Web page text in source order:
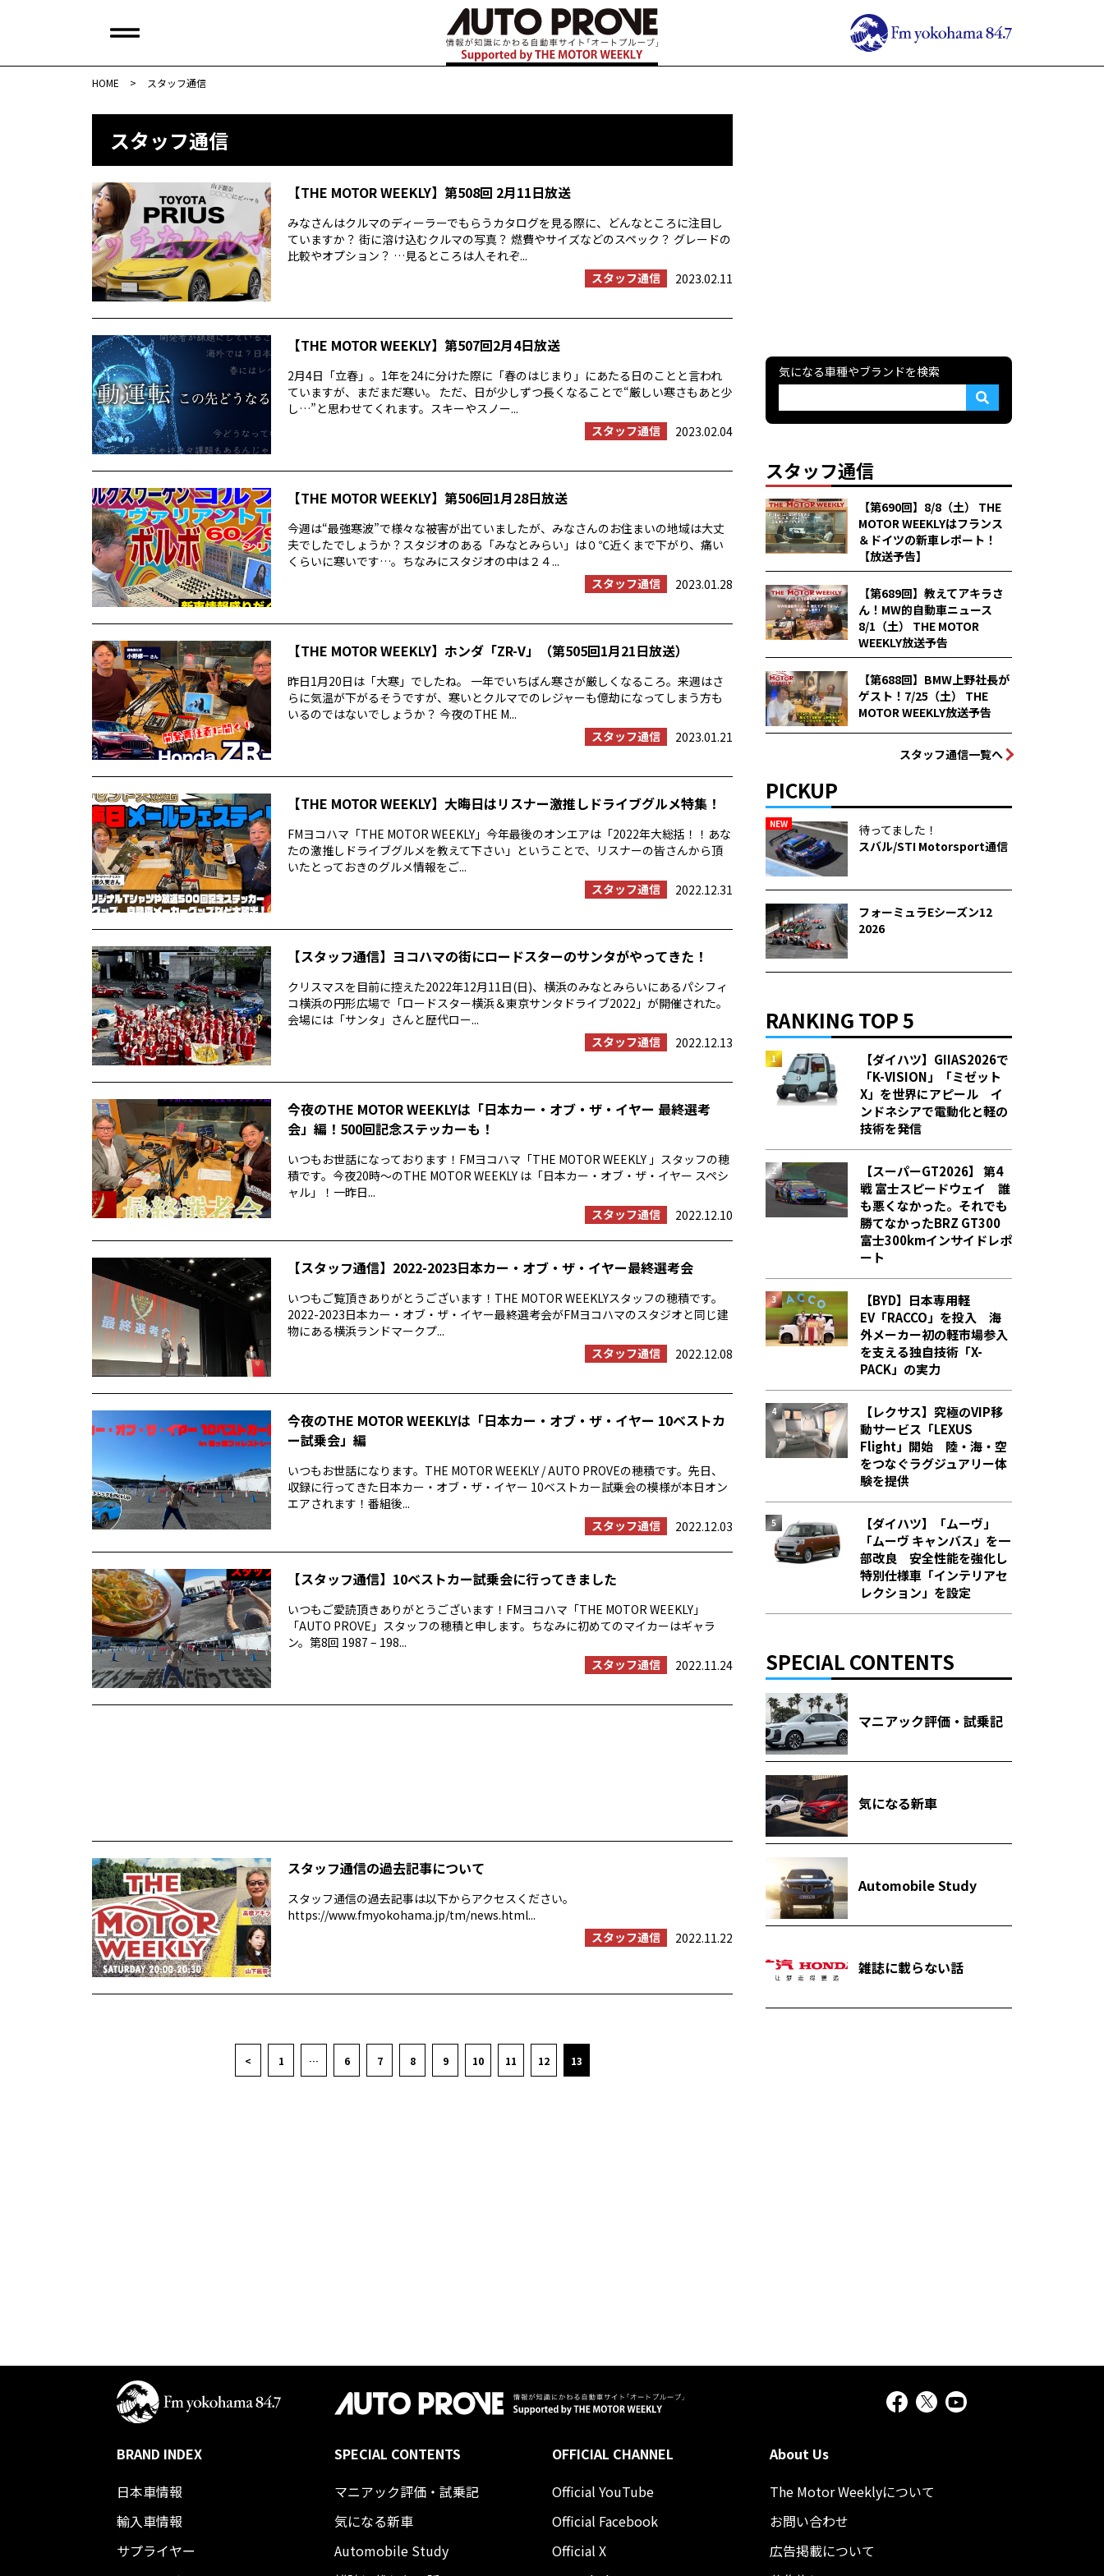
HOME > スタッフ通信
スタッフ通信
【THE MOTOR WEEKLY】第508回 2月11日放送
みなさんはクルマのディーラーでもらうカタログを見る際に、どんなところに注目し
ていますか？ 街に溶け込むクルマの写真？ 燃費やサイズなどのスペック？ グレードの
比較やオプション？ …見るところは人それぞ...
スタッフ通信
2023.02.11
【THE MOTOR WEEKLY】第507回2月4日放送
2月4日「立春」。1年を24に分けた際に「春のはじまり」にあたる日のことと言われ
ていますが、まだまだ寒い。 ただ、日が少しずつ長くなることで“厳しい寒さもあと少
し…”と思わせてくれます。スキーやスノー...
スタッフ通信
2023.02.04
【THE MOTOR WEEKLY】第506回1月28日放送
今週は“最強寒波”で様々な被害が出ていましたが、みなさんのお住まいの地域は大丈
夫でしたでしょうか？スタジオのある「みなとみらい」は０℃近くまで下がり、痛い
くらいに寒いです…。ちなみにスタジオの中は２４...
スタッフ通信
2023.01.28
【THE MOTOR WEEKLY】ホンダ「ZR-V」（第505回1月21日放送）
昨日1月20日は「大寒」でしたね。 一年でいちばん寒さが厳しくなるころ。来週はさ
らに気温が下がるそうですが、寒いとクルマでのレジャーも億劫になってしまう方も
いるのではないでしょうか？ 今夜のTHE M...
スタッフ通信
2023.01.21
【THE MOTOR WEEKLY】大晦日はリスナー激推しドライブグルメ特集！
FMヨコハマ「THE MOTOR WEEKLY」今年最後のオンエアは「2022年大総括！！あな
たの激推しドライブグルメを教えて下さい」ということで、リスナーの皆さんから頂
いたとっておきのグルメ情報をご...
スタッフ通信
2022.12.31
【スタッフ通信】ヨコハマの街にロードスターのサンタがやってきた！
クリスマスを目前に控えた2022年12月11日(日)、横浜のみなとみらいにあるパシフィ
コ横浜の円形広場で「ロードスター横浜＆東京サンタドライブ2022」が開催された。
会場には「サンタ」さんと歴代ロー...
スタッフ通信
2022.12.13
今夜のTHE MOTOR WEEKLYは「日本カー・オブ・ザ・イヤー 最終選考
会」編！500回記念ステッカーも！
いつもお世話になっております！FMヨコハマ「THE MOTOR WEEKLY 」スタッフの穂
積です。今夜20時〜のTHE MOTOR WEEKLY は「日本カー・オブ・ザ・イヤー スペシ
ャル」！一昨日...
スタッフ通信
2022.12.10
【スタッフ通信】2022-2023日本カー・オブ・ザ・イヤー最終選考会
いつもご覧頂きありがとうございます！THE MOTOR WEEKLYスタッフの穂積です。
2022-2023日本カー・オブ・ザ・イヤー最終選考会がFMヨコハマのスタジオと同じ建
物にある横浜ランドマークプ...
スタッフ通信
2022.12.08
今夜のTHE MOTOR WEEKLYは「日本カー・オブ・ザ・イヤー 10ベストカ
ー試乗会」編
いつもお世話になります。THE MOTOR WEEKLY / AUTO PROVEの穂積です。先日、
収録に行ってきた日本カー・オブ・ザ・イヤー 10ベストカー試乗会の模様が本日オン
エアされます！番組後...
スタッフ通信
2022.12.03
【スタッフ通信】10ベストカー試乗会に行ってきました
いつもご愛読頂きありがとうございます！FMヨコハマ「THE MOTOR WEEKLY」
「AUTO PROVE」スタッフの穂積と申します。ちなみに初めてのマイカーはギャラ
ン。第8回 1987 – 198...
スタッフ通信
2022.11.24
スタッフ通信の過去記事について
スタッフ通信の過去記事は以下からアクセスください。
https://www.fmyokohama.jp/tm/news.html...
スタッフ通信
2022.11.22
< 1 … 6 7 8 9 10 11 12 13
気になる車種やブランドを検索
スタッフ通信
【第690回】8/8（土） THE
MOTOR WEEKLYはフランス
＆ドイツの新車レポート！
【放送予告】
【第689回】教えてアキラさ
ん！MW的自動車ニュース
8/1（土） THE MOTOR
WEEKLY放送予告
【第688回】BMW上野社長が
ゲスト！7/25（土） THE
MOTOR WEEKLY放送予告
スタッフ通信一覧へ
PICKUP
NEW
待ってました！
スバル/STI Motorsport通信
フォーミュラEシーズン12
2026
RANKING TOP 5
【ダイハツ】GIIAS2026で
「K-VISION」「ミゼット
X」を世界にアピール イ
ンドネシアで電動化と軽の
技術を発信
【スーパーGT2026】 第4
戦 富士スピードウェイ 誰
も悪くなかった。それでも
勝てなかった――BRZ GT300
富士300kmインサイドレポ
ート
【BYD】日本専用軽
EV「RACCO」を投入 海
外メーカー初の軽市場参入
を支える独自技術「X-
PACK」の実力
【レクサス】究極のVIP移
動サービス「LEXUS
Flight」開始 陸・海・空
をつなぐラグジュアリー体
験を提供
【ダイハツ】「ムーヴ」
「ムーヴ キャンバス」を一
部改良 安全性能を強化し
特別仕様車「インテリアセ
レクション」を設定
SPECIAL CONTENTS
マニアック評価・試乗記
気になる新車
Automobile Study
雑誌に載らない話
BRAND INDEX
日本車情報​
輸入車情報
サプライヤー
SPECIAL CONTENTS
マニアック評価・試乗記
気になる新車
Automobile Study
OFFICIAL CHANNEL
Official YouTube
Official Facebook
Official X
About Us
The Motor Weeklyについて
お問い合わせ
広告掲載について